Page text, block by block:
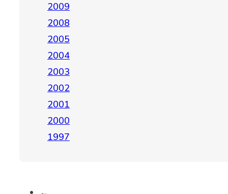
2009
2008
2005
2004
2003
2002
2001
2000
1997